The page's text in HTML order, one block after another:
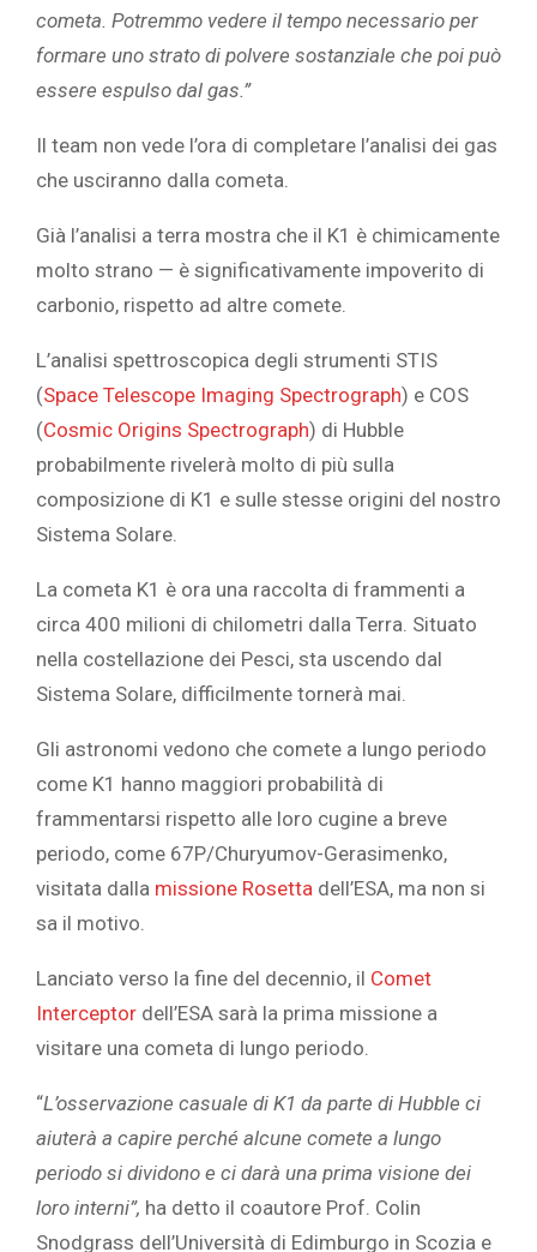
cometa. Potremmo vedere il tempo necessario per
formare uno strato di polvere sostanziale che poi può
essere espulso dal gas.”
Il team non vede l’ora di completare l’analisi dei gas
che usciranno dalla cometa.
Già l’analisi a terra mostra che il K1 è chimicamente
molto strano — è significativamente impoverito di
carbonio, rispetto ad altre comete.
L’analisi spettroscopica degli strumenti STIS
(Space Telescope Imaging Spectrograph) e COS
(Cosmic Origins Spectrograph) di Hubble
probabilmente rivelerà molto di più sulla
composizione di K1 e sulle stesse origini del nostro
Sistema Solare.
La cometa K1 è ora una raccolta di frammenti a
circa 400 milioni di chilometri dalla Terra. Situato
nella costellazione dei Pesci, sta uscendo dal
Sistema Solare, difficilmente tornerà mai.
Gli astronomi vedono che comete a lungo periodo
come K1 hanno maggiori probabilità di
frammentarsi rispetto alle loro cugine a breve
periodo, come 67P/Churyumov-Gerasimenko,
visitata dalla missione Rosetta dell’ESA, ma non si
sa il motivo.
Lanciato verso la fine del decennio, il Comet
Interceptor dell’ESA sarà la prima missione a
visitare una cometa di lungo periodo.
“L’osservazione casuale di K1 da parte di Hubble ci
aiuterà a capire perché alcune comete a lungo
periodo si dividono e ci darà una prima visione dei
loro interni”, ha detto il coautore Prof. Colin
Snodgrass dell’Università di Edimburgo in Scozia e